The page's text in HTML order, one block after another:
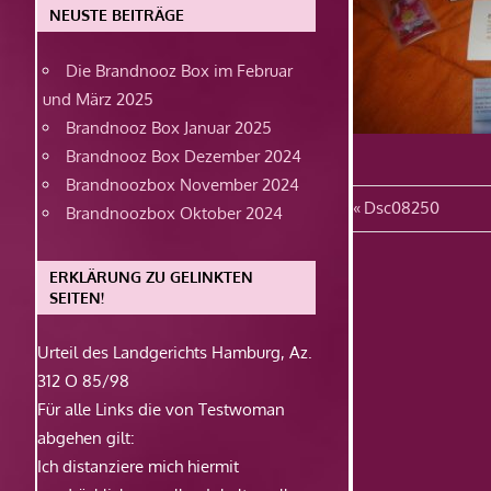
Vorheriger
Beitrag:
Dsc08250
NEUSTE BEITRÄGE
Die Brandnooz Box im Februar
und März 2025
Brandnooz Box Januar 2025
Brandnooz Box Dezember 2024
Brandnoozbox November 2024
Brandnoozbox Oktober 2024
ERKLÄRUNG ZU GELINKTEN
SEITEN!
Urteil des Landgerichts Hamburg, Az.
312 O 85/98
Für alle Links die von Testwoman
abgehen gilt:
Ich distanziere mich hiermit